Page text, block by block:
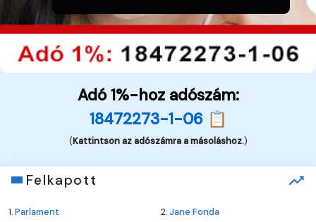
Adó 1%-hoz adószám:
18472273-1-06 📋
(Kattintson az adószámra a másoláshoz.)
Felkapott
1.Parlament 2.Jane Fonda